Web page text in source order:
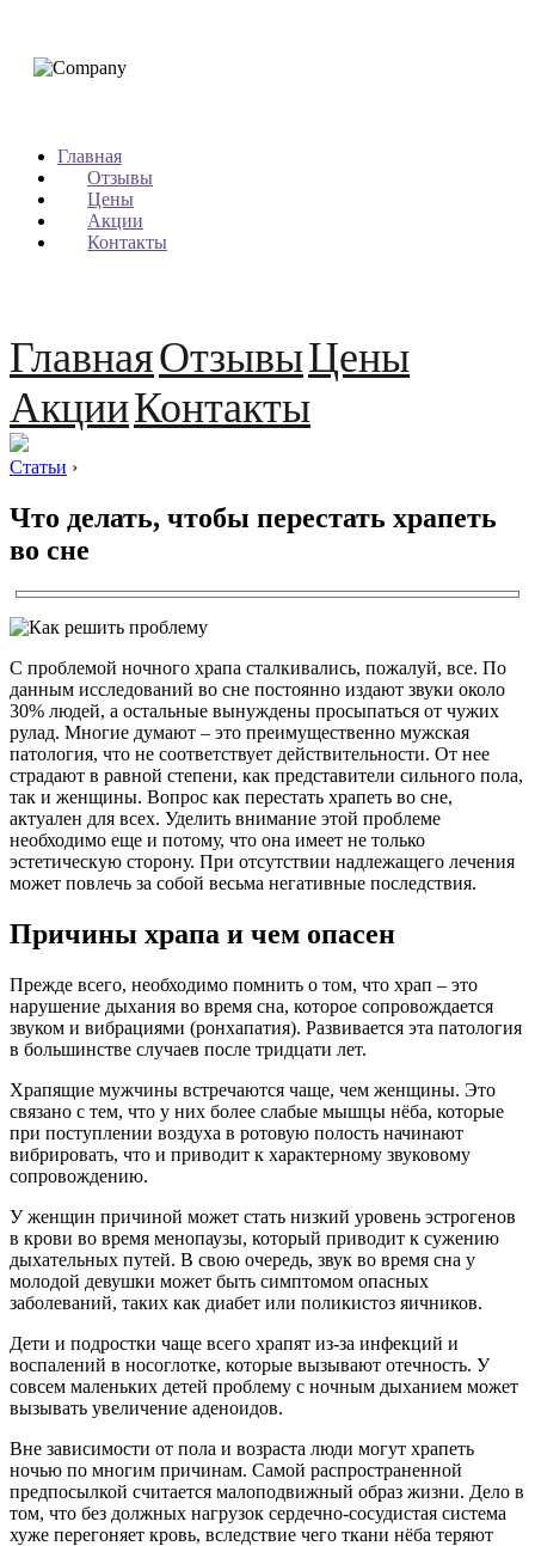
Главная
Отзывы
Цены
Акции
Контакты
ГлавнаяОтзывыЦены
АкцииКонтакты
Статьи ›
Что делать, чтобы перестать храпеть
во сне
С проблемой ночного храпа сталкивались, пожалуй, все. По
данным исследований во сне постоянно издают звуки около
30% людей, а остальные вынуждены просыпаться от чужих
рулад. Многие думают – это преимущественно мужская
патология, что не соответствует действительности. От нее
страдают в равной степени, как представители сильного пола,
так и женщины. Вопрос как перестать храпеть во сне,
актуален для всех. Уделить внимание этой проблеме
необходимо еще и потому, что она имеет не только
эстетическую сторону. При отсутствии надлежащего лечения
может повлечь за собой весьма негативные последствия.
Причины храпа и чем опасен
Прежде всего, необходимо помнить о том, что храп – это
нарушение дыхания во время сна, которое сопровождается
звуком и вибрациями (ронхапатия). Развивается эта патология
в большинстве случаев после тридцати лет.
Храпящие мужчины встречаются чаще, чем женщины. Это
связано с тем, что у них более слабые мышцы нёба, которые
при поступлении воздуха в ротовую полость начинают
вибрировать, что и приводит к характерному звуковому
сопровождению.
У женщин причиной может стать низкий уровень эстрогенов
в крови во время менопаузы, который приводит к сужению
дыхательных путей. В свою очередь, звук во время сна у
молодой девушки может быть симптомом опасных
заболеваний, таких как диабет или поликистоз яичников.
Дети и подростки чаще всего храпят из-за инфекций и
воспалений в носоглотке, которые вызывают отечность. У
совсем маленьких детей проблему с ночным дыханием может
вызывать увеличение аденоидов.
Вне зависимости от пола и возраста люди могут храпеть
ночью по многим причинам. Самой распространенной
предпосылкой считается малоподвижный образ жизни. Дело в
том, что без должных нагрузок сердечно-сосудистая система
хуже перегоняет кровь, вследствие чего ткани нёба теряют